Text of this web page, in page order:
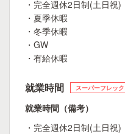
・完全週休2日制(土日祝)
・夏季休暇
・冬季休暇
・GW
・有給休暇
就業時間 スーパーフレッ
就業時間（備考）
・完全週休2日制(土日祝)